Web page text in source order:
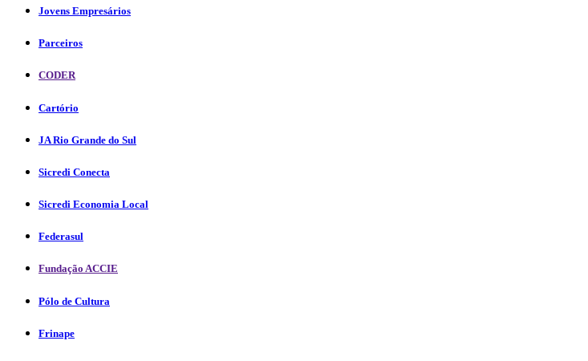
Jovens Empresários
Parceiros
CODER
Cartório
JA Rio Grande do Sul
Sicredi Conecta
Sicredi Economia Local
Federasul
Fundação ACCIE
Pólo de Cultura
Frinape